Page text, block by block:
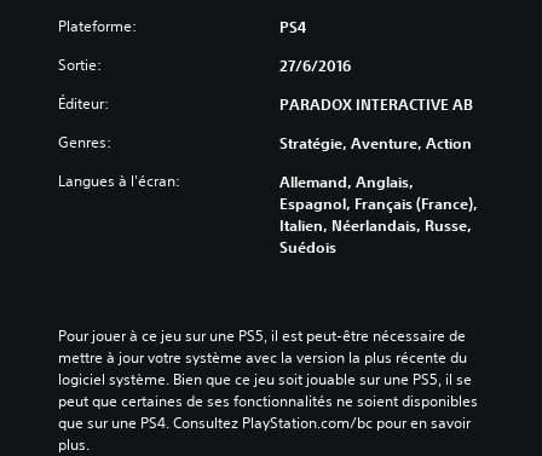
Plateforme: PS4
Sortie: 27/6/2016
Éditeur: PARADOX INTERACTIVE AB
Genres: Stratégie, Aventure, Action
Langues à l'écran:
Allemand, Anglais,
Espagnol, Français (France),
Italien, Néerlandais, Russe,
Suédois
Pour jouer à ce jeu sur une PS5, il est peut-être nécessaire de
mettre à jour votre système avec la version la plus récente du
logiciel système. Bien que ce jeu soit jouable sur une PS5, il se
peut que certaines de ses fonctionnalités ne soient disponibles
que sur une PS4. Consultez PlayStation.com/bc pour en savoir
plus.